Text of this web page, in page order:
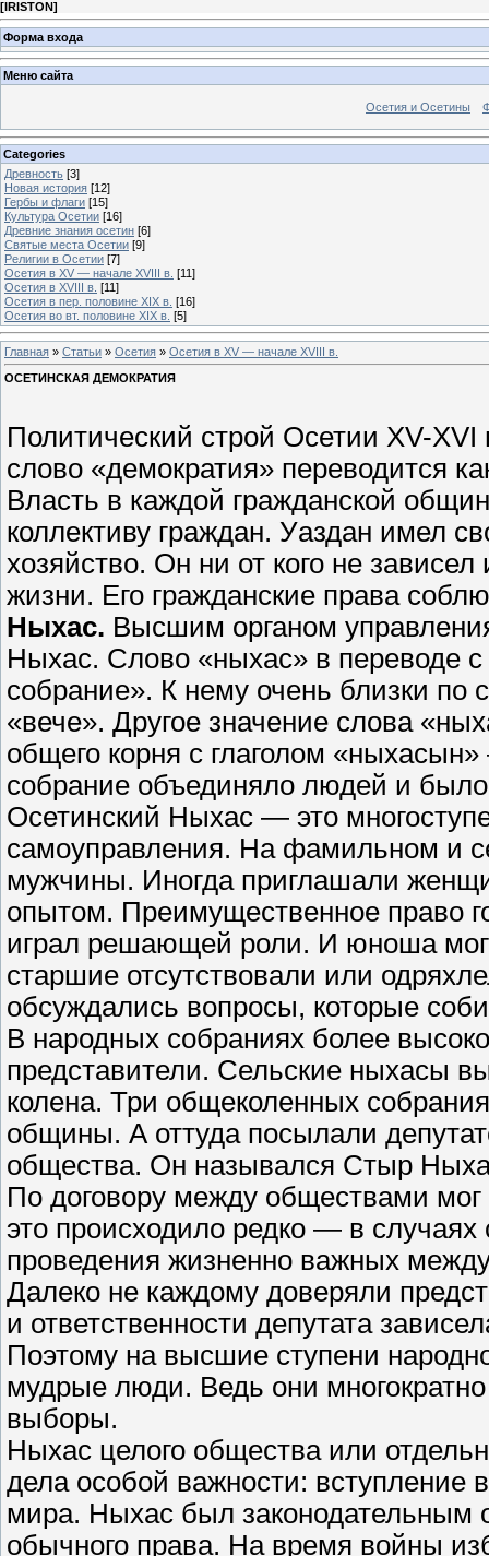
[IRISTON]
Форма входа
Меню сайта
Осетия и Осетины
Categories
Древность [3]
Новая история [12]
Гербы и флаги [15]
Культура Осетии [16]
Древние знания осетин [6]
Святые места Осетии [9]
Религии в Осетии [7]
Осетия в XV — начале XVIII в. [11]
Осетия в XVIII в. [11]
Осетия в пер. половине XIX в. [16]
Осетия во вт. половине XIX в. [5]
Главная » Статьи » Осетия » Осетия в XV — начале XVIII в.
ОСЕТИНСКАЯ ДЕМОКРАТИЯ
Политический строй Осетии XV-
слово «демократия» переводится
Власть в каждой гражданской
коллективу граждан. Уаздан имел
хозяйство. Он ни от кого не
жизни. Его гражданские права
Ныхас. Высшим органом
Ныхас. Слово «ныхас» в переводе с
собрание». К нему очень близки по
«вече». Другое значение слова
общего корня с глаголом
собрание объединяло людей и
Осетинский Ныхас — это
самоуправления. На фамильном и
мужчины. Иногда приглашали
опытом. Преимущественное право
играл решающей роли. И юноша мог
старшие отсутствовали или
обсуждались вопросы, которые
В народных собраниях более
представители. Сельские ныхасы
колена. Три общеколенных
общины. А оттуда посылали
общества. Он назывался Стыр
По договору между обществами
это происходило редко — в
проведения жизненно важных
Далеко не каждому доверяли
и ответственности депутата
Поэтому на высшие ступени
мудрые люди. Ведь они
выборы.
Ныхас целого общества или
дела особой важности:
мира. Ныхас был законодательным
обычного права. На время войны